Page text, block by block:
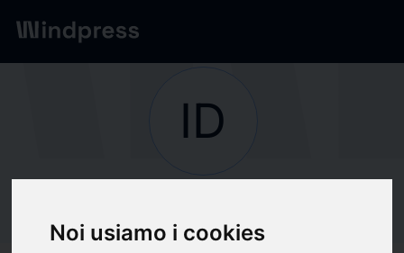
Noi usiamo i cookies
Network/Società
ID
IDTechEx